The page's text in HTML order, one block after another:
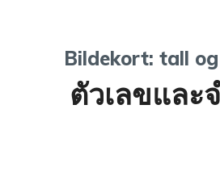
Bildekort: tall
ตัวเลขและ